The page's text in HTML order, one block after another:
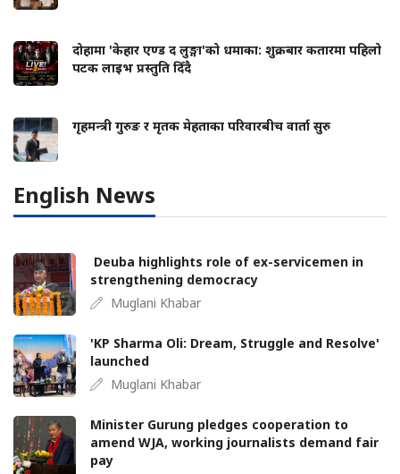
दोहामा 'केहार एण्ड द लुङ्गा'को धमाका: शुक्रबार कतारमा पहिलो
पटक लाइभ प्रस्तुति दिँदै
गृहमन्त्री गुरुङ र मृतक मेहताका परिवारबीच वार्ता सुरु
English News
Deuba highlights role of ex-servicemen in
strengthening democracy
Muglani Khabar
'KP Sharma Oli: Dream, Struggle and Resolve'
launched
Muglani Khabar
Minister Gurung pledges cooperation to
amend WJA, working journalists demand fair
pay